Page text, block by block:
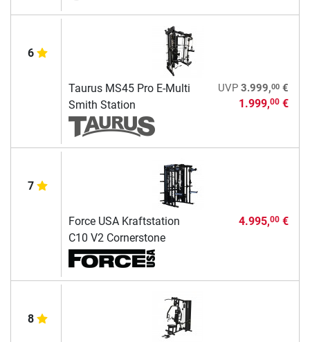
6
Taurus MS45 Pro E-Multi
Smith Station
UVP 3.999,00€
1.999,00€
7
Force USA Kraftstation
C10 V2 Cornerstone
4.995,00€
8